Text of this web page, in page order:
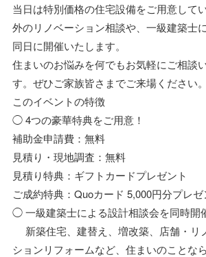
当日は特別価格の住宅設備をご用意して
外のリノベーション相談や、一級建築士
同日に開催いたします。
住まいのお悩みを何でもお気軽にご相談
す。ぜひご家族皆さまでご来場ください。
このイベントの特徴
◯ 4つの豪華特典をご用意！
補助金申請費：無料
見積り・現地調査：無料
見積り特典：ギフトカードプレゼント
ご成約特典：Quoカード 5,000円分プレゼ
◯ 一級建築士による設計相談会を同時開
新築住宅、建替え、増改築、店舗・リ
ションリフォームなど、住まいのことな